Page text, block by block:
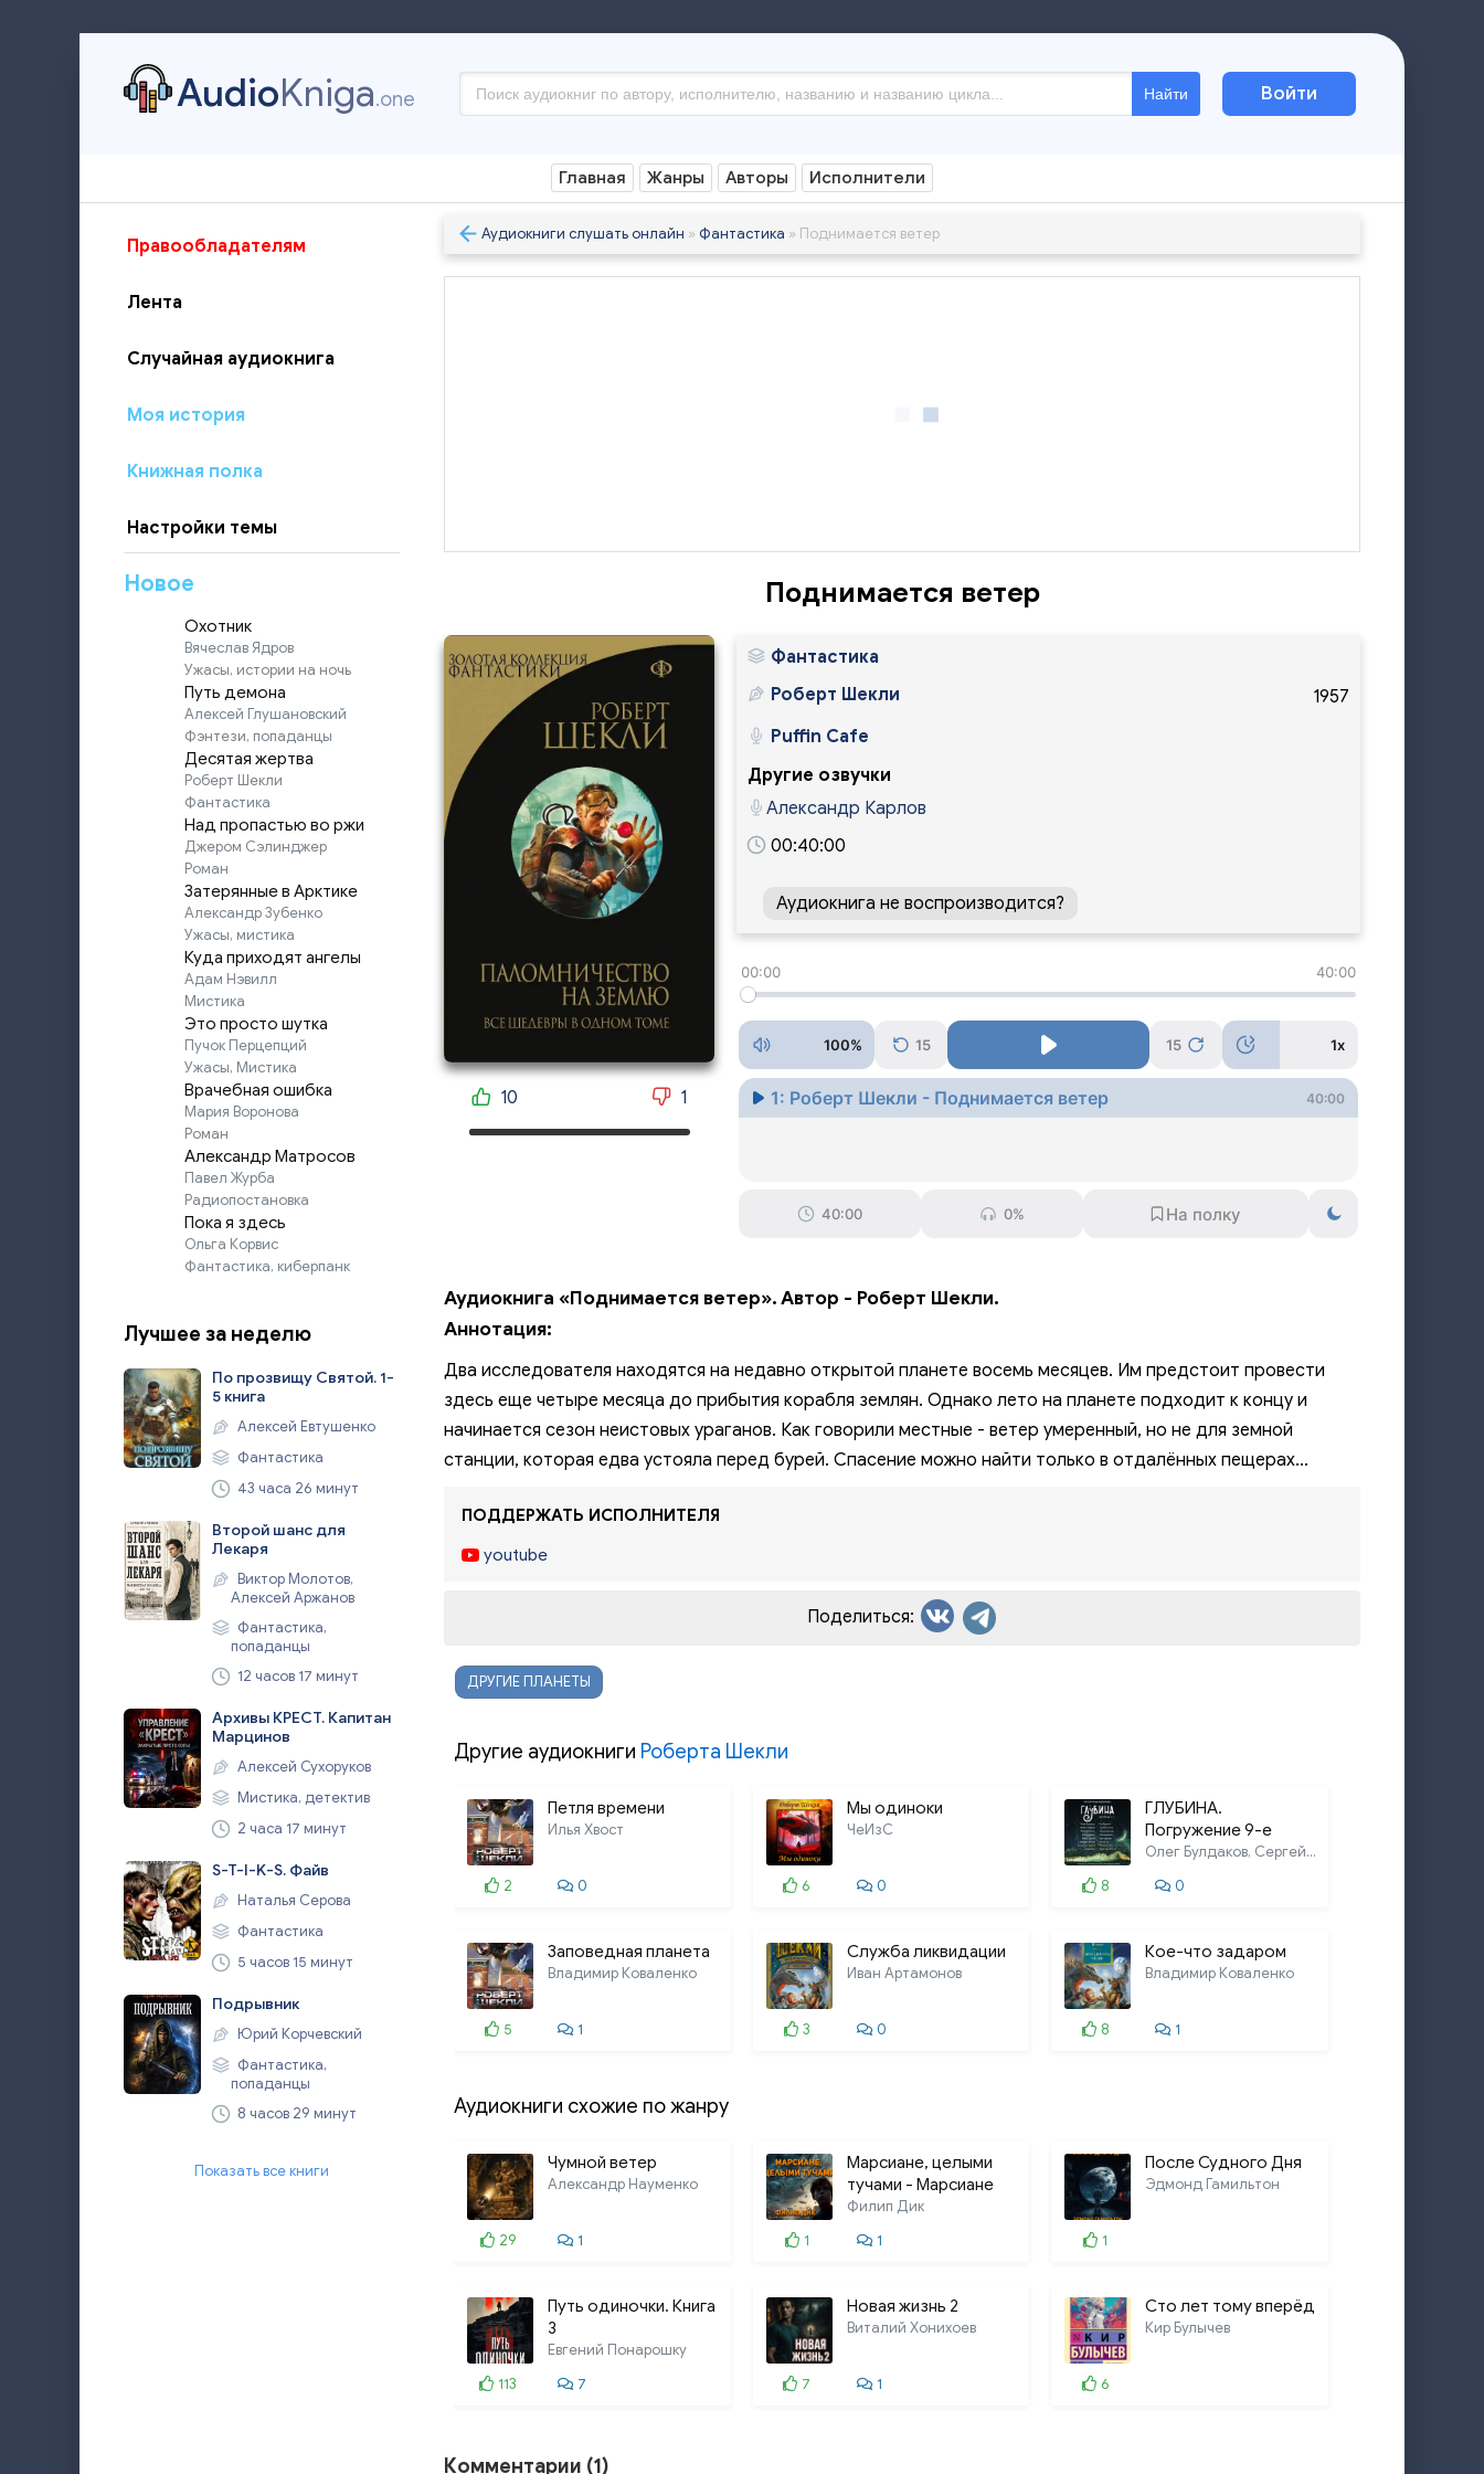
AudioKniga.one Найти Войти
Главная Жанры Авторы Исполнители
Правообладателям
Лента
Случайная аудиокнига
Моя история
Книжная полка
Настройки темы
Новое
Охотник
Вячеслав Ядров
Ужасы, истории на ночь
Путь демона
Алексей Глушановский
Фэнтези, попаданцы
Десятая жертва
Роберт Шекли
Фантастика
Над пропастью во ржи
Джером Сэлинджер
Роман
Затерянные в Арктике
Александр Зубенко
Ужасы, мистика
Куда приходят ангелы
Адам Нэвилл
Мистика
Это просто шутка
Пучок Перцепций
Ужасы, Мистика
Врачебная ошибка
Мария Воронова
Роман
Александр Матросов
Павел Журба
Радиопостановка
Пока я здесь
Ольга Корвис
Фантастика, киберпанк
Лучшее за неделю
По прозвищу Святой. 1-
5 книга
Алексей Евтушенко
Фантастика
43 часа 26 минут
Второй шанс для
Лекаря
Виктор Молотов,
Алексей Аржанов
Фантастика,
попаданцы
12 часов 17 минут
Архивы КРЕСТ. Капитан
Марцинов
Алексей Сухоруков
Мистика, детектив
2 часа 17 минут
S-T-I-K-S. Файв
Наталья Серова
Фантастика
5 часов 15 минут
Подрывник
Юрий Корчевский
Фантастика,
попаданцы
8 часов 29 минут
Показать все книги
Аудиокниги слушать онлайн » Фантастика » Поднимается ветер
Поднимается ветер
10 1
Фантастика
1957
Роберт Шекли
Puffin Cafe
Другие озвучки
Александр Карлов
00:40:00
Аудиокнига не воспроизводится?
00:00 40:00
100% 15 15 1x
1: Роберт Шекли - Поднимается ветер 40:00
40:00 0%
Аудиокнига «Поднимается ветер». Автор - Роберт Шекли.
Аннотация:
Два исследователя находятся на недавно открытой планете восемь месяцев. Им предстоит провести
здесь еще четыре месяца до прибытия корабля землян. Однако лето на планете подходит к концу и
начинается сезон неистовых ураганов. Как говорили местные - ветер умеренный, но не для земной
станции, которая едва устояла перед бурей. Спасение можно найти только в отдалённых пещерах...
ПОДДЕРЖАТЬ ИСПОЛНИТЕЛЯ
youtube
Поделиться:
ДРУГИЕ ПЛАНЕТЫ
Другие аудиокниги Роберта Шекли
Петля времени
Илья Хвост
2 0
Мы одиноки
ЧеИзС
6 0
ГЛУБИНА.
Погружение 9-е
Олег Булдаков, Сергей Бельчиков,
8
0
Заповедная планета
Владимир Коваленко
5 1
Служба ликвидации
Иван Артамонов
3 0
Кое-что задаром
Владимир Коваленко
8 1
Аудиокниги схожие по жанру
Чумной ветер
Александр Науменко
29 1
Марсиане, целыми
тучами - Марсиане
идут
Филип Дик
1
1
После Судного Дня
Эдмонд Гамильтон
1
Путь одиночки. Книга
3
Евгений Понарошку
113
7
Новая жизнь 2
Виталий Хонихоев
7 1
Сто лет тому вперёд
Кир Булычев
6
Комментарии (1)